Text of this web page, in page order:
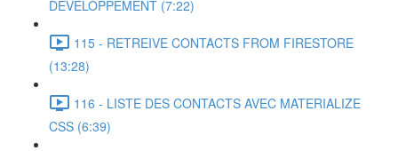
DÉVELOPPEMENT (7:22)
115 - RETREIVE CONTACTS FROM FIRESTORE
(13:28)
116 - LISTE DES CONTACTS AVEC MATERIALIZE
CSS (6:39)